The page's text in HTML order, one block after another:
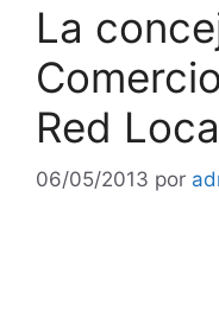
La
Red
06/05/2013 por